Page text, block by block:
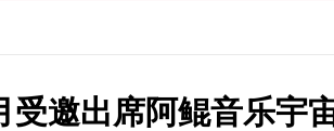
受邀出席阿鲲音乐宇